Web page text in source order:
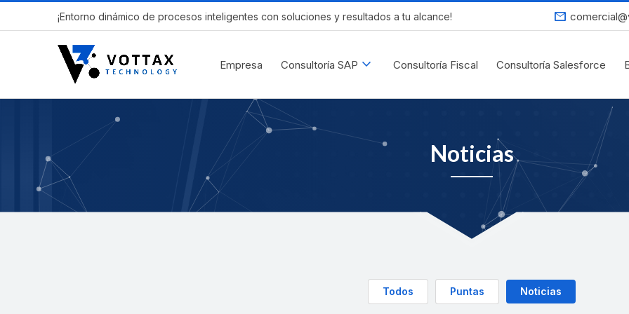
¡Entorno dinámico de procesos inteligentes con soluciones y resultados a tu alcance! mail
Empresa Consultoría SAP expand_more Consultoría Fiscal Consultoría Salesforce
Noticias
Todos Puntas Noticias